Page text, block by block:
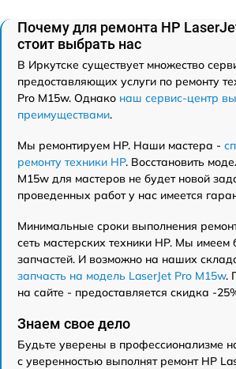
Почему для ремонта HP
стоит выбрать нас
В Иркутске существует множество
предоставляющих услуги по ремонту
Pro M15w. Однако наш сервис-центр
преимуществами.
Мы ремонтируем HP. Наши мастера -
ремонту техники HP. Восстановить
M15w для мастеров не будет новой
проведенных работ у нас имеется
Минимальные сроки выполнения
сеть мастерских техники HP. Мы имеем
запчастей. И возможно на наших
запчасть на модель LaserJet Pro M15w.
на сайте - предоставляется скидка -
Знаем свое дело
Будьте уверены в профессионализме
с уверенностью выполнят ремонт HP